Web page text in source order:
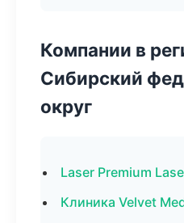
Компании в
Сибирский
округ
Laser Premium
Клиника Velvet